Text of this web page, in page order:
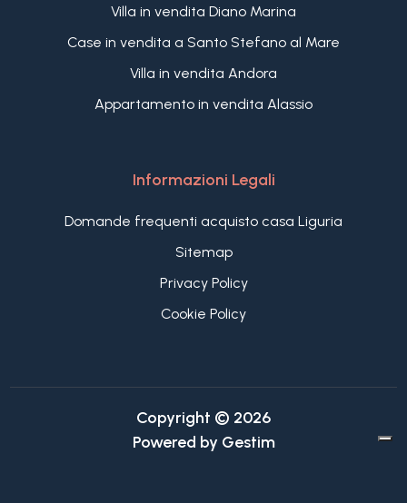
Villa in vendita Diano Marina
Case in vendita a Santo Stefano al Mare
Villa in vendita Andora
Appartamento in vendita Alassio
Informazioni Legali
Domande frequenti acquisto casa Liguria
Sitemap
Privacy Policy
Cookie Policy
Copyright © 2026
Powered by Gestim